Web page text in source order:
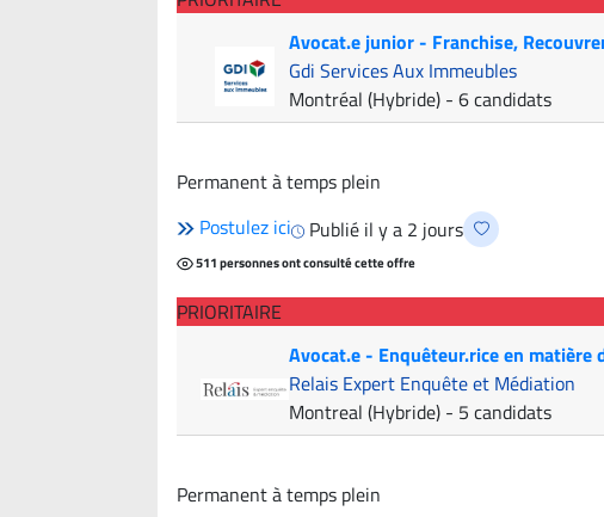
Avocat.e junior - Franchise,
Gdi Services Aux Immeubles
Montréal (Hybride) - 6 candidats
Permanent à temps plein
Postulez ici
Publié il y a 2 jours
511 personnes ont consulté cette offre
PRIORITAIRE
Avocat.e - Enquêteur.rice en matière
Relais Expert Enquête et Médiation
Montreal (Hybride) - 5 candidats
Permanent à temps plein